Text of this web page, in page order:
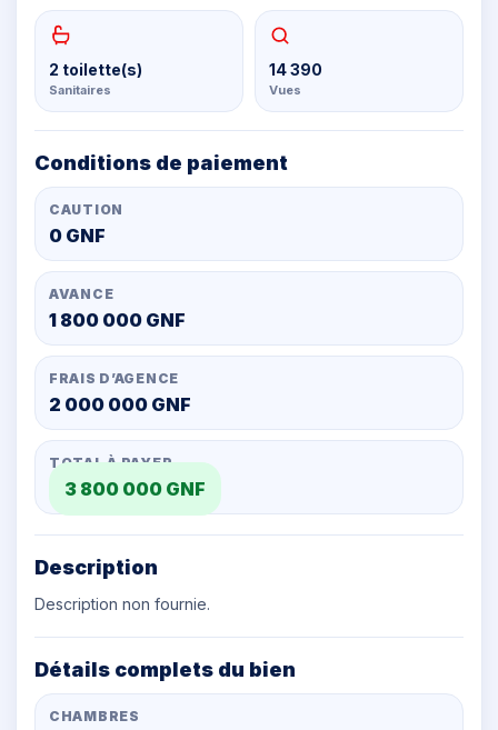
2 toilette(s)
Sanitaires
14 390
Vues
Conditions de paiement
CAUTION
0 GNF
AVANCE
1 800 000 GNF
FRAIS D’AGENCE
2 000 000 GNF
TOTAL À PAYER
3 800 000 GNF
Description
Description non fournie.
Détails complets du bien
CHAMBRES